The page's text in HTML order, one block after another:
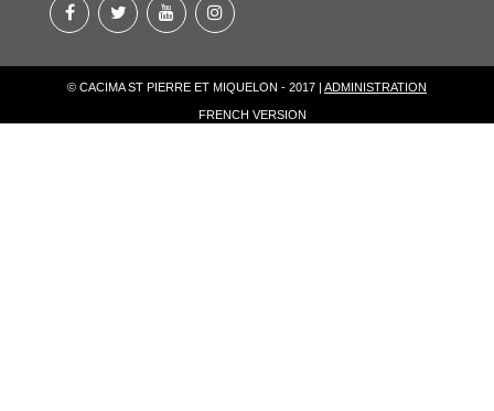
© CACIMA ST PIERRE ET MIQUELON - 2017 | ADMINISTRATION
FRENCH VERSION